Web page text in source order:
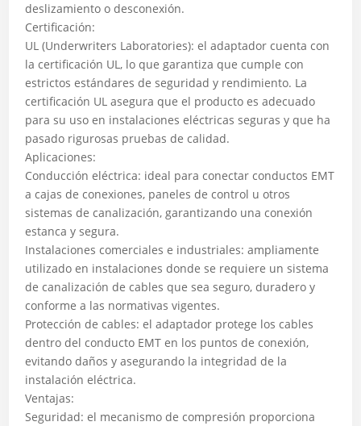
deslizamiento o desconexión.
Certificación:
UL (Underwriters Laboratories): el adaptador cuenta con
la certificación UL, lo que garantiza que cumple con
estrictos estándares de seguridad y rendimiento. La
certificación UL asegura que el producto es adecuado
para su uso en instalaciones eléctricas seguras y que ha
pasado rigurosas pruebas de calidad.
Aplicaciones:
Conducción eléctrica: ideal para conectar conductos EMT
a cajas de conexiones, paneles de control u otros
sistemas de canalización, garantizando una conexión
estanca y segura.
Instalaciones comerciales e industriales: ampliamente
utilizado en instalaciones donde se requiere un sistema
de canalización de cables que sea seguro, duradero y
conforme a las normativas vigentes.
Protección de cables: el adaptador protege los cables
dentro del conducto EMT en los puntos de conexión,
evitando daños y asegurando la integridad de la
instalación eléctrica.
Ventajas:
Seguridad: el mecanismo de compresión proporciona